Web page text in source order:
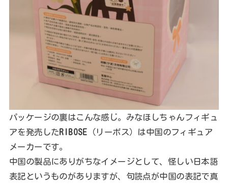
パッケージの裏はこんな感じ。みなほしちゃんフィギュ
アを発売したRIBOSE （リーボス）は中国のフィギュア
メーカーです。
中国の製品にありがちなイメージとして、怪しい日本語
表記というものがありますが、句読点が中国の表記で真